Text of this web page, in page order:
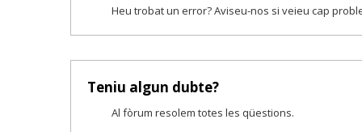
Heu trobat un error? Aviseu-nos si veieu cap
Teniu algun dubte?
Al fòrum resolem totes les qüestions.